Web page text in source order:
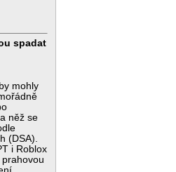
spadat
mohly
něž se
(DSA).
i Roblox